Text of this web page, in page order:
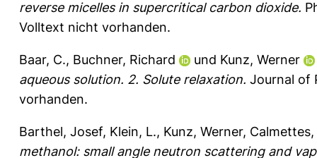
reverse micelles in supercritical carbon dioxide.
Volltext nicht vorhanden.
Baar, C., Buchner, Richard und Kunz, Werner
aqueous solution. 2. Solute relaxation. Journal of
vorhanden.
Barthel, Josef, Klein, L., Kunz, Werner, Calmettes,
methanol: small angle neutron scattering and